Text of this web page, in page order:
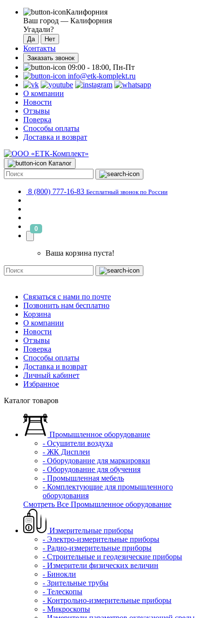
Калифорния
Ваш город — Калифорния
Угадали?
Контакты
Заказать звонок
09:00 - 18:00, Пн-Пт
info@etk-komplekt.ru
О компании
Новости
Отзывы
Поверка
Способы оплаты
Доставка и возврат
Каталог
8 (800) 777-16-83 Бесплатный звонок по России
0
Ваша корзина пуста!
Связаться с нами по почте
Позвонить нам бесплатно
Корзина
О компании
Новости
Отзывы
Поверка
Способы оплаты
Доставка и возврат
Личный кабинет
Избранное
Каталог товаров
Промышленное оборудование
- Осушители воздуха
- ЖК Дисплеи
- Оборудование для маркировки
- Оборудование для обучения
- Промышленная мебель
- Комплектующие для промышленного
оборудования
Смотреть Все Промышленное оборудование
Измерительные приборы
- Электро-измерительные приборы
- Радио-измерительные приборы
- Строительные и геодезические приборы
- Измерители физических величин
- Бинокли
- Зрительные трубы
- Телескопы
- Контрольно-измерительные приборы
- Микроскопы